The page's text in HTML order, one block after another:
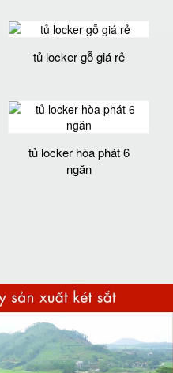
tủ locker gỗ giá rẻ
tủ locker hòa phát 6
ngăn